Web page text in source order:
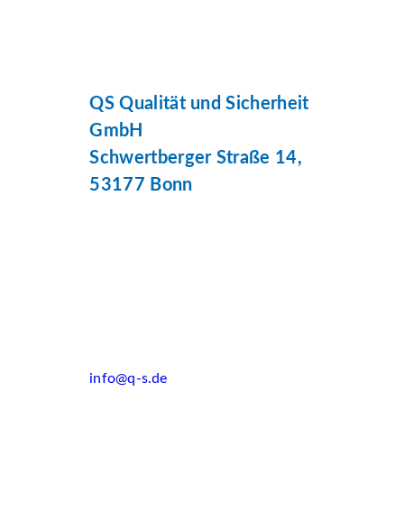
QS Qualität und Sicherheit
GmbH
Schwertberger Straße 14,
53177 Bonn
info@q-s.de